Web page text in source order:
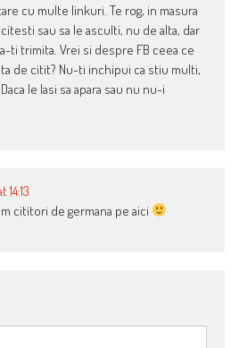
cu multe linkuri. Te rog, in masura
sau sa le asculti, nu de alta, dar
ti trimita. Vrei si despre FB ceea ce
de citit? Nu-ti inchipui ca stiu multi,
le lasi sa apara sau nu nu-i
cititori de germana pe aici